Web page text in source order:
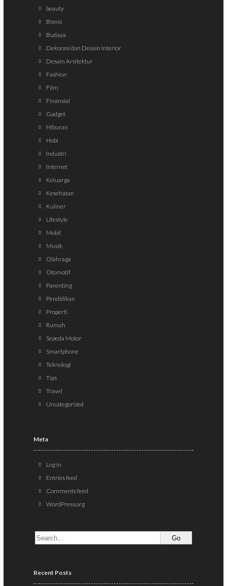
beauty
Bisnis
Budaya
Dekorasi dan Desain Interior
Desain Arsitektur
Fashion
Film
Finansial
Gadget
Hiburan
Hobi
Industri
Internet
Keluarga
Kesehatan
Kuliner
Lifestyle
Mobil
Musik
Olahraga
Otomotif
Parenting
Pendidikan
Properti
Rumah
Sepeda Motor
Smartphone
Teknologi
Tips
Travel
Uncategorized
Meta
Log in
Entries feed
Comments feed
WordPress.org
Recent Posts